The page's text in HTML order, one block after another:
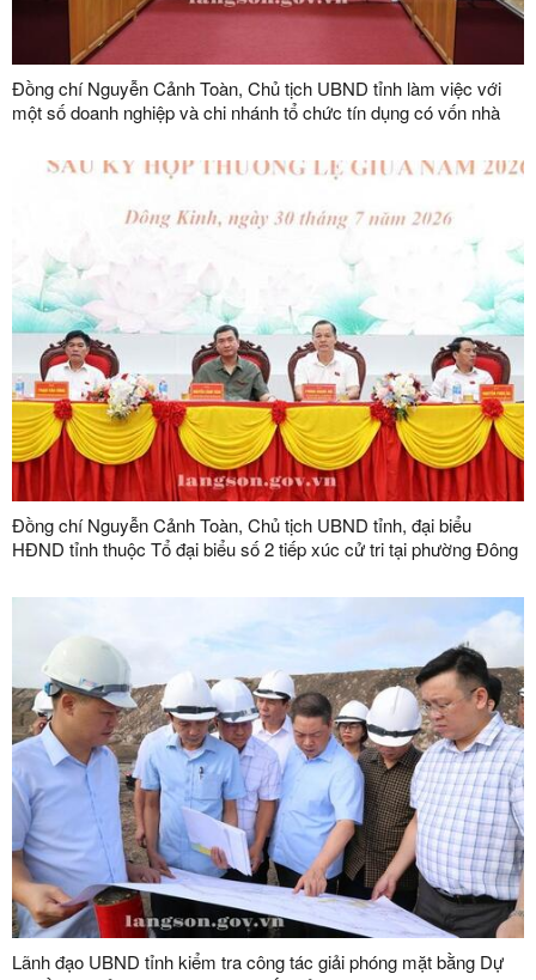
Đồng chí Nguyễn Cảnh Toàn, Chủ tịch UBND tỉnh làm việc với
một số doanh nghiệp và chi nhánh tổ chức tín dụng có vốn nhà
Đồng chí Nguyễn Cảnh Toàn, Chủ tịch UBND tỉnh, đại biểu
HĐND tỉnh thuộc Tổ đại biểu số 2 tiếp xúc cử tri tại phường Đông
Lãnh đạo UBND tỉnh kiểm tra công tác giải phóng mặt bằng Dự